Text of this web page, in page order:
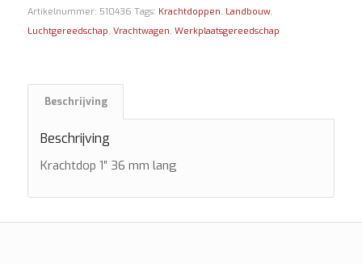
Artikelnummer: 510436 Tags: Krachtdoppen, Landbouw,
Luchtgereedschap, Vrachtwagen, Werkplaatsgereedschap
Beschrijving
Beschrijving
Krachtdop 1″ 36 mm lang